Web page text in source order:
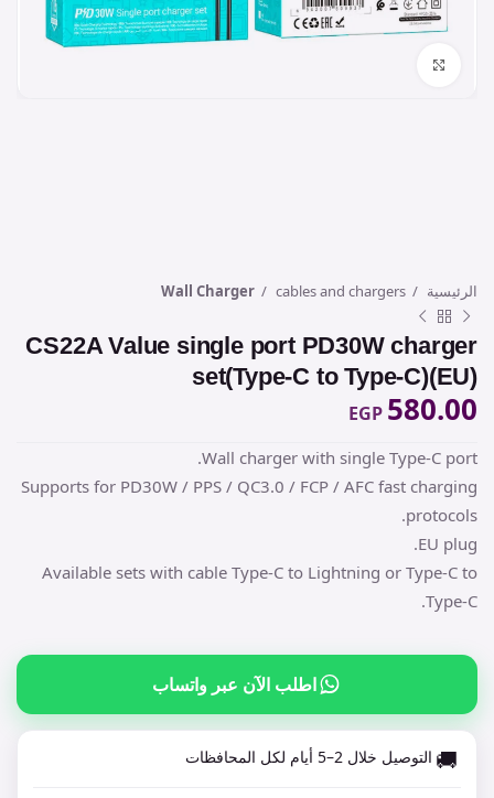
الرئيسية cables and chargers
Wall Charger
CS22A Value single port PD30W charger
set(Type-C to Type-C)(EU)
EGP 580.00
Wall charger with single Type-C port.
Supports for PD30W / PPS / QC3.0 / FCP / AFC fast charging
protocols.
EU plug.
Available sets with cable Type-C to Lightning or Type-C to
Type-C.
اطلب الآن عبر واتساب
🚚 التوصيل خلال 2–5 أيام لكل المحافظات